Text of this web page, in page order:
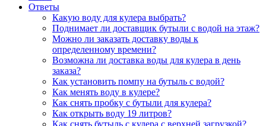
Ответы
Какую воду для кулера выбрать?
Поднимает ли доставщик бутыли с водой на этаж?
Можно ли заказать доставку воды к
определенному времени?
Возможна ли доставка воды для кулера в день
заказа?
Как установить помпу на бутыль с водой?
Как менять воду в кулере?
Как снять пробку с бутыли для кулера?
Как открыть воду 19 литров?
Как снять бутыль с кулера с верхней загрузкой?